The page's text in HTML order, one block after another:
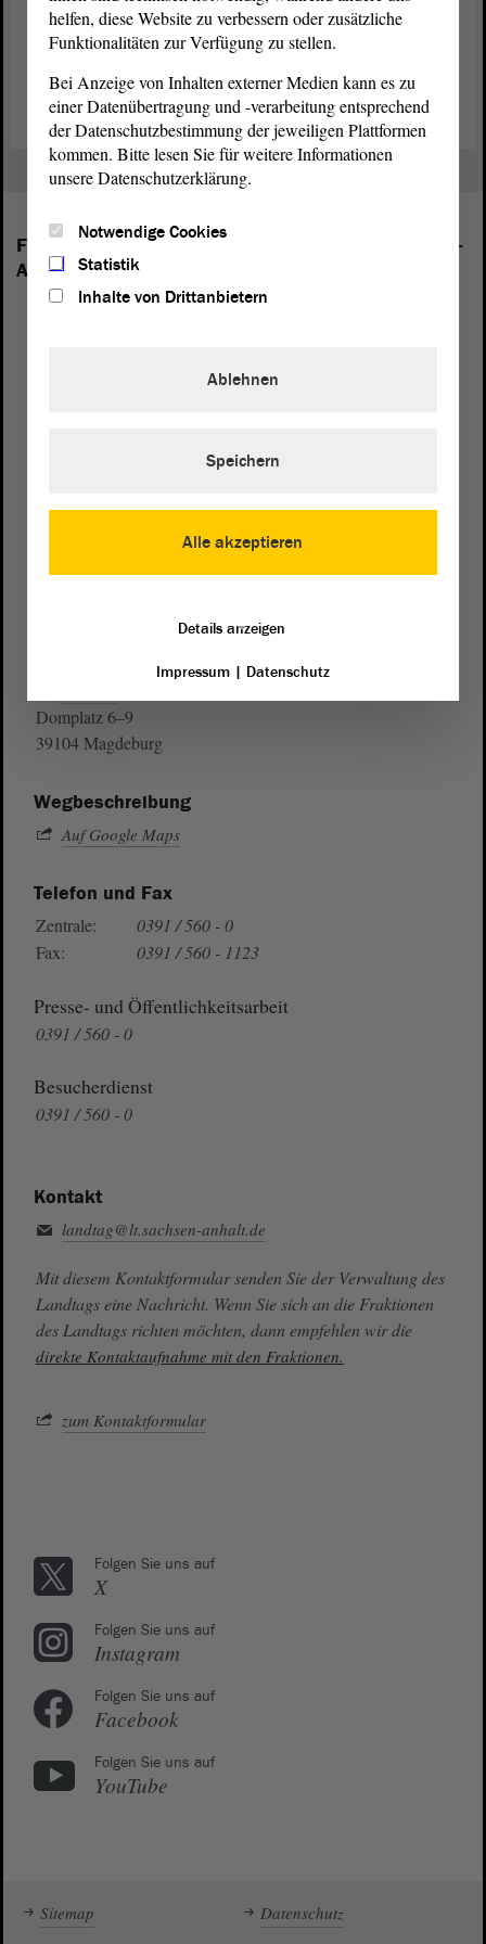
Gegenwärtig ist der zeitweiligeAusschuss mit der Erstellung des
Abschlussberichtes beschäftigt, da er seine Tätigkeit Ende Juli 2014
Folgende Fraktionen sind im Landtag von Sachsen-
Anhalt vertreten:
Domplatz 6–9
39104 Magdeburg
Wegbeschreibung
Auf Google Maps
Telefon und Fax
Zentrale:
0391 / 560 - 0
Fax:
0391 / 560 - 1123
Presse- und Öffentlichkeitsarbeit
0391 / 560 - 0
Besucherdienst
0391 / 560 - 0
Kontakt
landtag@lt.sachsen-anhalt.de
Mit diesem Kontaktformular senden Sie der Verwaltung des
Landtags eine Nachricht. Wenn Sie sich an die Fraktionen
des Landtags richten möchten, dann empfehlen wir die
direkte Kontaktaufnahme mit den Fraktionen.
zum Kontaktformular
Folgen Sie uns auf
X
Folgen Sie uns auf
Instagram
Folgen Sie uns auf
Facebook
Folgen Sie uns auf
YouTube
Sitemap Datenschutz
helfen, diese Website zu verbessern oder zusätzliche
Funktionalitäten zur Verfügung zu stellen.
Bei Anzeige von Inhalten externer Medien kann es zu
einer Datenübertragung und -verarbeitung entsprechend
der Datenschutzbestimmung der jeweiligen Plattformen
kommen. Bitte lesen Sie für weitere Informationen
unsere Datenschutzerklärung.
Notwendige Cookies
Statistik
Inhalte von Drittanbietern
Alle akzeptieren
Ablehnen
Speichern
Details anzeigen
Impressum| Datenschutz